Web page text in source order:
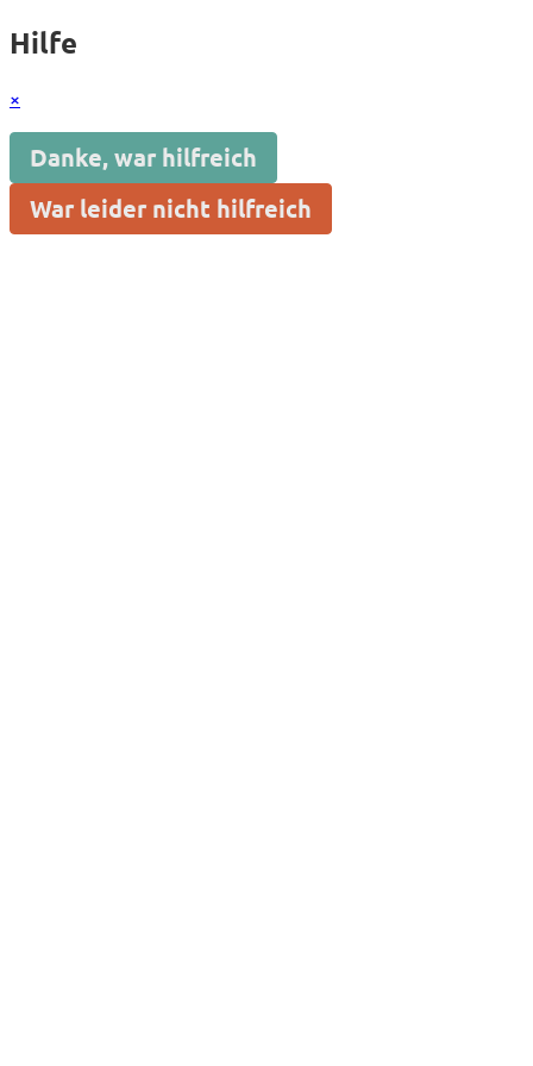
Hilfe
×
Danke, war hilfreich
War leider nicht hilfreich